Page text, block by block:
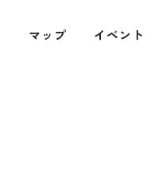
マップ イベント